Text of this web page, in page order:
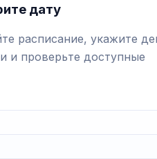
дату
расписание, укажите
и проверьте доступные